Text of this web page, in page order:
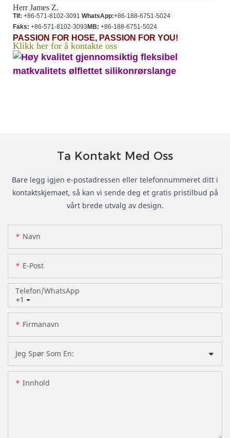
Herr James Z.
Tlf: +86-571-8102-3091 WhatsApp:+86-188-6751-5024
Faks: +86-571-8102-3093MB: +86-188-6751-5024
PASSION FOR HOSE, PASSION FOR YOU!
Klikk her for å kontakte oss
Ta Kontakt Med Oss
Bare legg igjen e-postadressen eller telefonnummeret ditt i
kontaktskjemaet, så kan vi sende deg et gratis pristilbud på
vårt brede utvalg av design.
Navn
E-Post
+1
Telefon/whatsApp
Firmanavn
Jeg Spør Som En:
Innhold